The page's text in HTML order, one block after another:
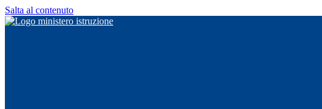
Salta al contenuto